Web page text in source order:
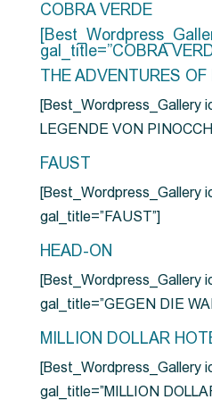
COBRA VERDE
gal_title=”COBRA
THE ADVENTURES OF
[Best_Wordpress_Gallery
LEGENDE VON
FAUST
[Best_Wordpress_Gallery
gal_title=”FAUST”]
HEAD-ON
[Best_Wordpress_Gallery
gal_title=”GEGEN DIE
MILLION DOLLAR
[Best_Wordpress_Gallery
gal_title=”MILLION